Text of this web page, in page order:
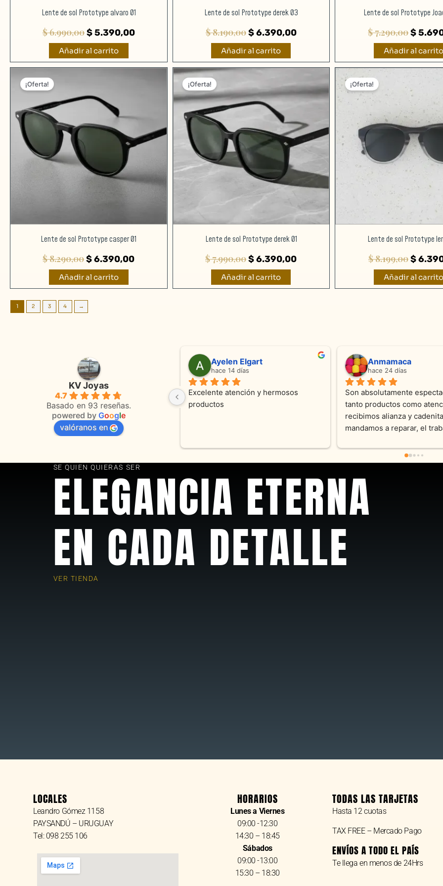
Lente de sol Prototype alvaro 01
$6.990,00$5.390,00
Añadir al carrito
Lente de sol Prototype derek 03
$8.190,00$6.390,00
Añadir al carrito
Lente de sol Prototype
$7.290,00$
Añadir al carrito
¡Oferta!
Lente de sol Prototype casper 01
$8.290,00
original
era:
$ 8.290,00.
$6.390,00
$ 6.390,00.
Añadir al carrito
¡Oferta!
Lente de sol Prototype derek 01
$7.990,00
El
original
era:
$ 7.990,00.
$6.390,00
precio
actual
Añadir al carrito
¡Oferta!
Lente de sol Prototype
$8.199,00
El
precio
original
era:
$
$
Añadir al carrito
1 2 3 4 →
KV Joyas
4.7
Basado en 93 reseñas.
powered by Google
valóranos en
Adriana Ghisoli
hace 3 meses
Muy buena atención, con amabilidad y
orientaciones convenientes
Sandra Ramos
hace 4 meses
Excelente atención !!!!!Nos asesoraron
en todo momento con dedicación.
Laura A
hace 5 meses
Desde el inicio soy clienta
Joyas y siempre muy
sus productos. Una Belleza
pieza y siempre satisfecha
recomendable
SE QUIEN QUIERAS SER
ELEGANCIA ETERNA
EN CADA DETALLE
VER TIENDA
LOCALES
Leandro Gómez 1158
PAYSANDÚ – URUGUAY
Tel: 098 255 106
HORARIOS
Lunes a Viernes
09:00 -12:30
14:30 – 18:45
Sábados
09:00 -13:00
15:30 – 18:30
TODAS LAS TARJETAS
Hasta 12 cuotas
TAX FREE – Mercado Pago
ENVÍOS A TODO EL PAÍS
Te llega en menos de 24Hrs